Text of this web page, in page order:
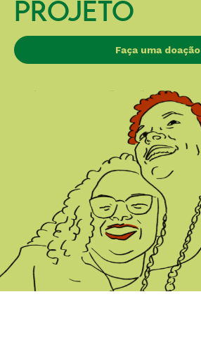
PROJETO
Faça uma doação